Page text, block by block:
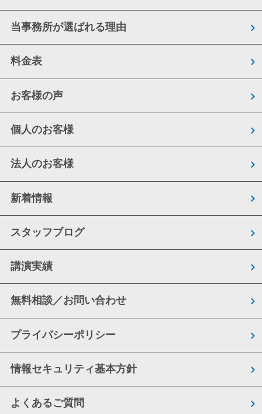
当事務所が選ばれる理由
料金表
お客様の声
個人のお客様
法人のお客様
新着情報
スタッフブログ
講演実績
無料相談／お問い合わせ
プライバシーポリシー
情報セキュリティ基本方針
よくあるご質問